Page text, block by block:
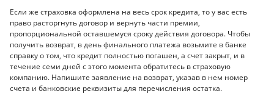
Если же страховка оформлена на весь срок кредита, то у вас есть
право расторгнуть договор и вернуть части премии,
пропорциональной оставшемуся сроку действия договора. Чтобы
получить возврат, в день финального платежа возьмите в банке
справку о том, что кредит полностью погашен, а счет закрыт, и в
течение семи дней с этого момента обратитесь в страховую
компанию. Напишите заявление на возврат, указав в нем номер
счета и банковские реквизиты для перечисления остатка.